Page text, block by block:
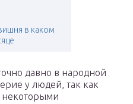
в каком
давно в народной
у людей, так как
некоторыми